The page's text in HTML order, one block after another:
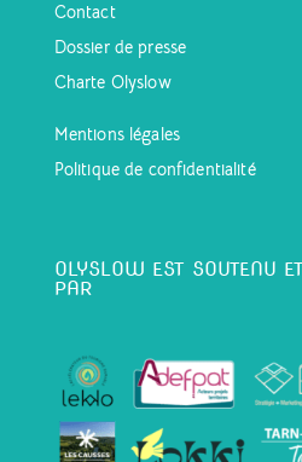
Contact
Dossier de presse
Charte Olyslow
Mentions légales
Politique de confidentialité
OLYSLOW EST SOUTENU
PAR